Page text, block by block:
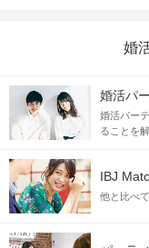
婚
婚活パ
婚活パー
ることを
IBJ
他と比べ